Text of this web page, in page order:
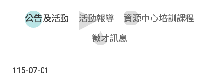
公告及活動 活動報導
資源中心培訓課程
徵才訊息
公告及活動
115-07-01